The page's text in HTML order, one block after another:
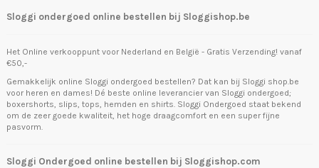
Sloggi ondergoed online bestellen bij Sloggishop.be
Het Online verkooppunt voor Nederland en België - Gratis Verzending! vanaf
€50,-
Gemakkelijk online Sloggi ondergoed bestellen? Dat kan bij Sloggi shop.be
voor heren en dames! Dé beste online leverancier van Sloggi ondergoed;
boxershorts, slips, tops, hemden en shirts. Sloggi Ondergoed staat bekend
om de zeer goede kwaliteit, het hoge draagcomfort en een super fijne
pasvorm.
Sloggi Ondergoed online bestellen bij Sloggishop.com